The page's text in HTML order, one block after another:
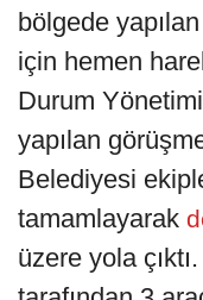
bölgede
için hemen
Durum
yapılan
Belediyesi
tamamlayarak
üzere yola